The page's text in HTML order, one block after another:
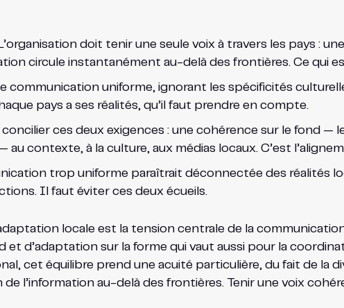
doit tenir une seule voix à travers les pays :
circule instantanément au-delà des frontières. Ce qui
communication uniforme, ignorant les spécificités
pays a ses réalités, qu’il faut prendre en compte.
ces deux exigences : une cohérence sur le fond —
contexte, à la culture, aux médias locaux. C’est
trop uniforme paraîtrait déconnectée des réalités
Il faut éviter ces deux écueils.
locale est la tension centrale de la communication
et d’adaptation sur la forme qui vaut aussi pour la
cet équilibre prend une acuité particulière, du fait de la
l’information au-delà des frontières. Tenir une voix